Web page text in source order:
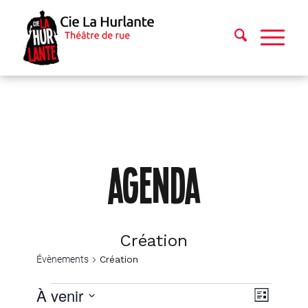
AGENDA
Création
Évènements Création
Liste
À venir